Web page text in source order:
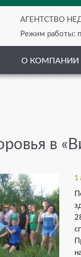
АГЕНТСТВО
Режим работы:
О КОМПАНИИ
в
1